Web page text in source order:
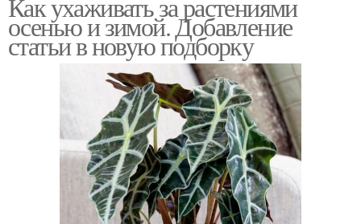
Как ухаживать за растениями
осенью и зимой. Добавление
статьи в новую подборку